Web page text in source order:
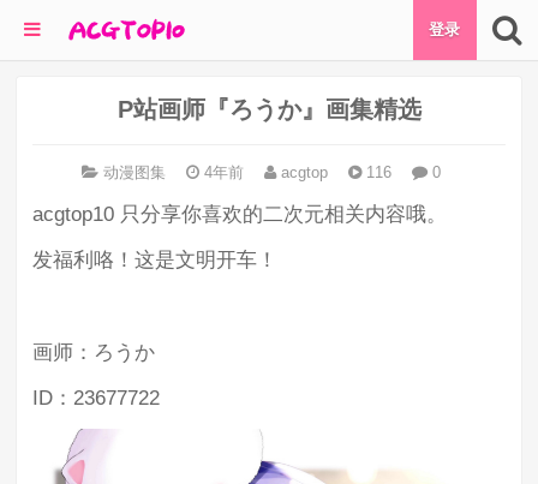
登录
P站画师『ろうか』画集精选
动漫图集 4年前 acgtop 116 0
acgtop10 只分享你喜欢的二次元相关内容哦。
发福利咯！这是文明开车！
画师：ろうか
ID：23677722